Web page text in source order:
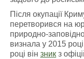
Після окупації
перетворився на
природно-
визнала у 2015
році він зник з